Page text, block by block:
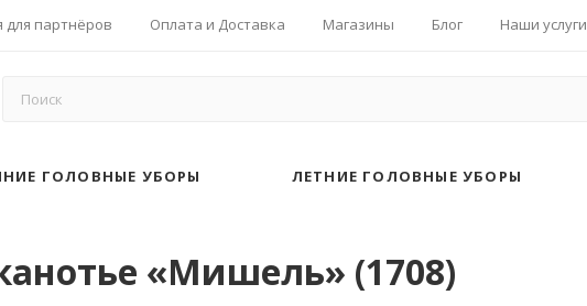
партнёров Оплата и Доставка Магазины Блог Наши услуги
ГОЛОВНЫЕ УБОРЫ ЛЕТНИЕ ГОЛОВНЫЕ УБОРЫ
«Мишель» (1708)